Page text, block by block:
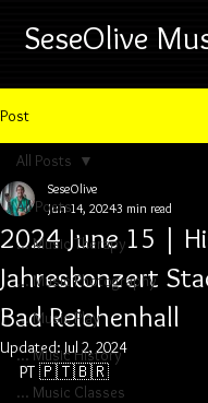
SeseOlive
Post
All Posts
... Music Therapy
... Music Photography
... Music Play
... Music History
... Music Classes
All Posts
2024 June 15 |
Jahreskonzert
Bad Reichenhall
SeseOlive
Jun 14, 20243 min read
Updated:Jul 2, 2024
PT 🇵🇹🇧🇷